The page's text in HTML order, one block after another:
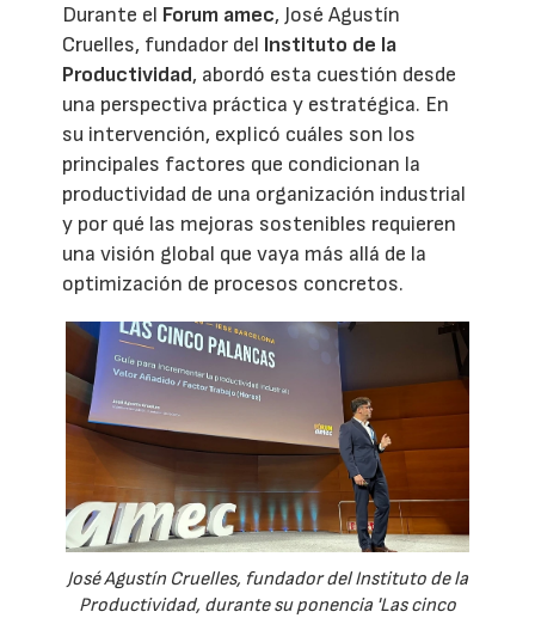
Durante el Forum amec, José Agustín
Cruelles, fundador del Instituto de la
Productividad, abordó esta cuestión desde
una perspectiva práctica y estratégica. En
su intervención, explicó cuáles son los
principales factores que condicionan la
productividad de una organización industrial
y por qué las mejoras sostenibles requieren
una visión global que vaya más allá de la
optimización de procesos concretos.
José Agustín Cruelles, fundador del Instituto de la
Productividad, durante su ponencia 'Las cinco